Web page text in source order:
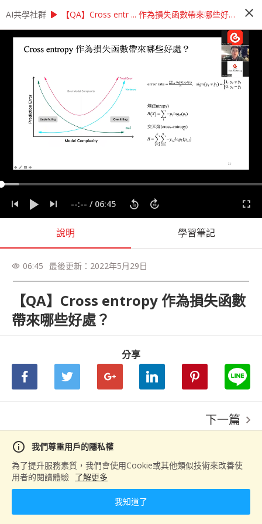
AI共學社群 play_arrow 【教材專區】學習AI有困難？ 讓Cupoy助教來幫你！
【教材專區】學習AI有困難？ 讓Cupoy
學習資料科學時遇到問題，希望能有專業人士線上
即時為您解答嗎？ 想提高模型準確率，卻不知從何
問起嗎？ 如果您有以上的需求，歡迎來參加我們
每週一次的線上助教時間！
人訂閱
課程內容(51) 學習筆記 會員(77) 課程介紹
info
我們尊重用戶的隱私權
為了提升服務素質，我們會使用Cookie或其他類似技術來改善使
用者的閱讀體驗 了解更多
我知道了
AI共學社群 play_arrow 【QA】Cross entr ... 作為損失函數帶來哪些好處？ close
--:-- / 06:45
說明 學習筆記
visibility 06:45 最後更新： 2022年5月29日
【QA】Cross entropy 作為損失函數
帶來哪些好處？
分享
下一篇